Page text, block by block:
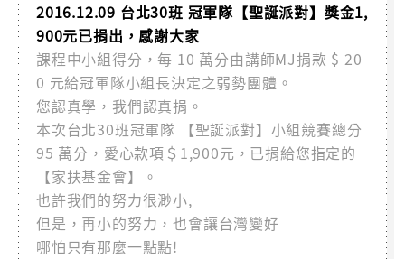
2016.12.09 台北30班 冠軍隊【聖誕派對】獎金1,
900元已捐出，感謝大家
課程中小組得分，每 10 萬分由講師MJ捐款 $ 20
0 元給冠軍隊小組長決定之弱勢團體。
您認真學，我們認真捐。
本次台北30班冠軍隊 【聖誕派對】小組競賽總分
95 萬分，愛心款項＄1,900元，已捐給您指定的
【家扶基金會】。
也許我們的努力很渺小,
但是，再小的努力，也會讓台灣變好
哪怕只有那麼一點點!